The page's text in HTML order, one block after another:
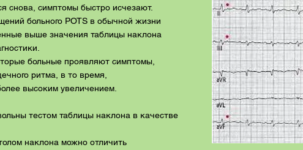
снова, симптомы быстро исчезают.
больного POTS в обычной жизни
выше значения таблицы наклона
больные проявляют симптомы,
ритма, в то время,
высоким увеличением.
тестом таблицы наклона в качестве
наклона можно отличить